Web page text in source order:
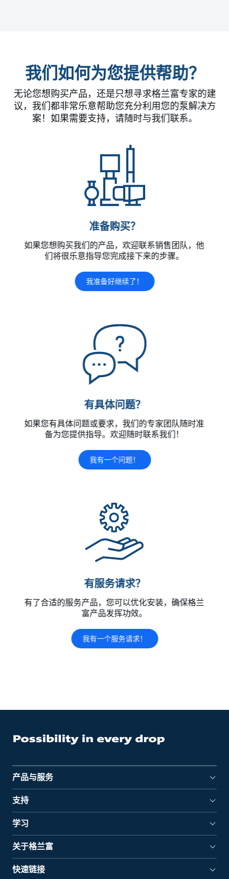
我们如何为您提供帮助？
无论您想购买产品，还是只想寻求格兰富专家的建
议，我们都非常乐意帮助您充分利用您的泵解决方
案！如果需要支持，请随时与我们联系。
准备购买？
如果您想购买我们的产品，欢迎联系销售团队，他
们将很乐意指导您完成接下来的步骤。
我准备好继续了！
有具体问题？
如果您有具体问题或要求，我们的专家团队随时准
备为您提供指导。欢迎随时联系我们！
我有一个问题！
有服务请求？
有了合适的服务产品，您可以优化安装，确保格兰
富产品发挥功效。
我有一个服务请求！
产品与服务
支持
学习
关于格兰富
快速链接